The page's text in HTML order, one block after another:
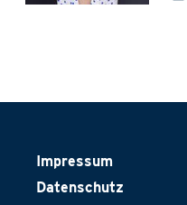
Impressum
Datenschutz